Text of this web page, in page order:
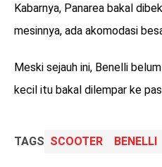
Kabarnya, Panarea bakal
mesinnya, ada akomodasi
Meski sejauh ini, Benelli
kecil itu bakal dilempar ke
TAGS SCOOTER BENELLI